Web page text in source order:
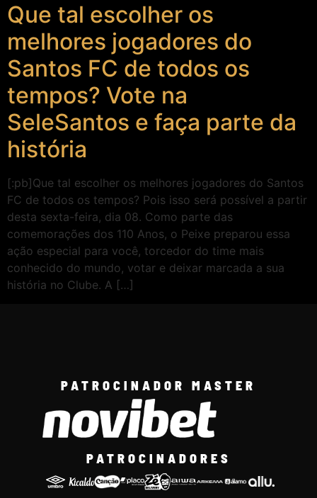
Que tal escolher os
melhores jogadores do
Santos FC de todos os
tempos? Vote na
SeleSantos e faça parte da
história
[:pb]Que tal escolher os melhores jogadores do Santos
FC de todos os tempos? Pois isso será possível a partir
desta sexta-feira, dia 08. Como parte das
comemorações dos 110 Anos, o Peixe preparou essa
ação especial para você, torcedor do time mais
conhecido do mundo, votar e deixar marcada a sua
história no Clube. A […]
PATROCINADOR MASTER
PATROCINADORES